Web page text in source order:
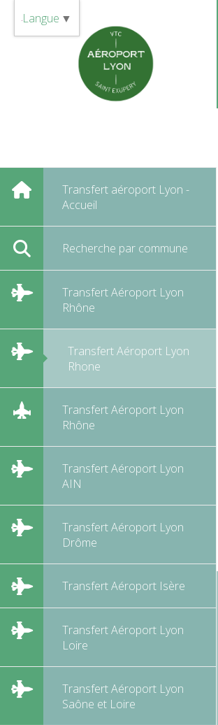
Transfert aéroport Lyon -
Accueil
Recherche par commune
Transfert Aéroport Lyon
Rhône
Transfert Aéroport Lyon
Rhone
Transfert Aéroport Lyon
Rhône
Transfert Aéroport Lyon
AIN
Transfert Aéroport Lyon
Drôme
Transfert Aéroport Isère
Transfert Aéroport Lyon
Loire
Transfert Aéroport Lyon
Saône et Loire
Langue ▼